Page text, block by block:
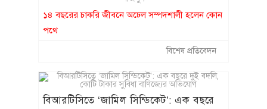
১৪ বছরের চাকরি জীবনে অঢেল সম্পদশালী হলেন কোন
পথে
স্বৈরাচার লীগ সরকারের পতন হলেও এখন
নেতা নবাবগঞ্জ সাবরেজিস্ট্রার নাজমুল
বিশেষ প্রতিবেদন
বিআরটিসিতে ‘জামিল সিন্ডিকেট’: এক বছরে